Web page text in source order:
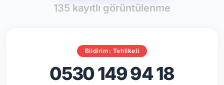
135 kayıtlı görüntülenme
Bildirim: Tehlikeli
0530 149 94 18